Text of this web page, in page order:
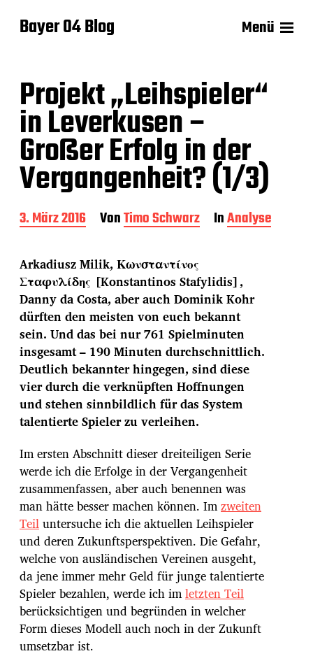
Bayer 04 Blog Menü
Projekt „Leihspieler“
in Leverkusen –
Großer Erfolg in der
Vergangenheit? (1/3)
B
e
t
r
a
g
s
d
a
t
u
m
3. März 2016 VonTimo Schwarz InAnalyse
Arkadiusz Milik, Κωνσταντίνος
Σταφυλίδης [Konstantinos Stafylidis],
Danny da Costa, aber auch Dominik Kohr
dürften den meisten von euch bekannt
sein. Und das bei nur 761 Spielminuten
insgesamt – 190 Minuten durchschnittlich.
Deutlich bekannter hingegen, sind diese
vier durch die verknüpften Hoffnungen
und stehen sinnbildlich für das System
talentierte Spieler zu verleihen.
Im ersten Abschnitt dieser dreiteiligen Serie
werde ich die Erfolge in der Vergangenheit
zusammenfassen, aber auch benennen was
man hätte besser machen können. Imzweiten
Teiluntersuche ich die aktuellen Leihspieler
und deren Zukunftsperspektiven. Die Gefahr,
welche von ausländischen Vereinen ausgeht,
da jene immer mehr Geld für junge talentierte
Spieler bezahlen, werde ich imletzten Teil
berücksichtigen und begründen in welcher
Form dieses Modell auch noch in der Zukunft
umsetzbar ist.